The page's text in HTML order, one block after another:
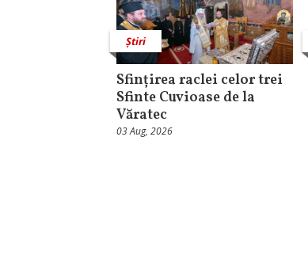
Știri
Sfințirea raclei celor trei
Sfinte Cuvioase de la
Văratec
03 Aug, 2026